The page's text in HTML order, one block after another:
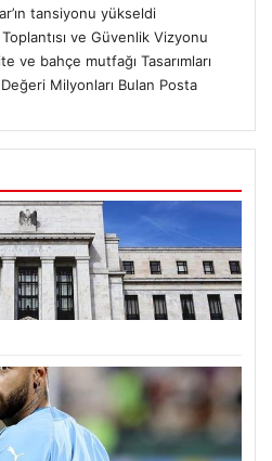
tansiyonu yükseldi
ve Güvenlik Vizyonu
ve bahçe mutfağı Tasarımları
Milyonları Bulan Posta